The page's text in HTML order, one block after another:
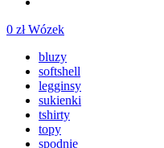
0 zł Wózek
bluzy
softshell
legginsy
sukienki
tshirty
topy
spodnie